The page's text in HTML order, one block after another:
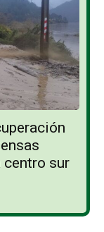
centro sur